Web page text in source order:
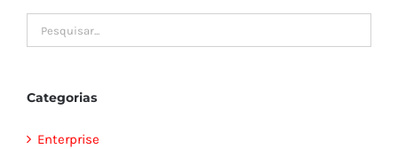
Categorias
Enterprise